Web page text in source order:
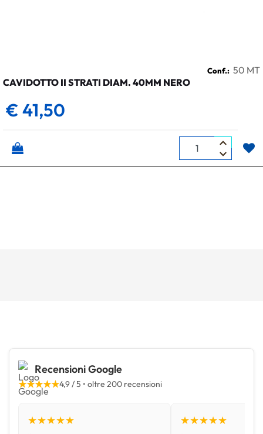
Conf.: 50 MT
CAVIDOTTO II STRATI DIAM. 40MM NERO
€ 41,50
Quantità
Recensioni Google
★★★★★4,9 / 5 • oltre 200 recensioni
★★★★★ ★★★★★